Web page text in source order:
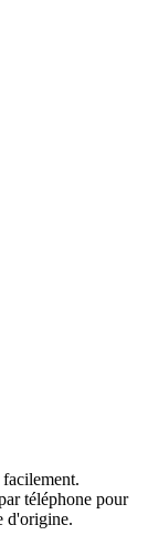
téléphone pour
d'origine.